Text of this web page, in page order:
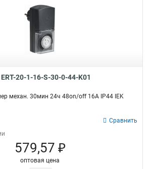
ERT-20-1-16-S-30-0-44-K01
механ. 30мин 24ч 48on/off 16А IP44 IEK
Сравнить
579,57 ₽
оптовая цена